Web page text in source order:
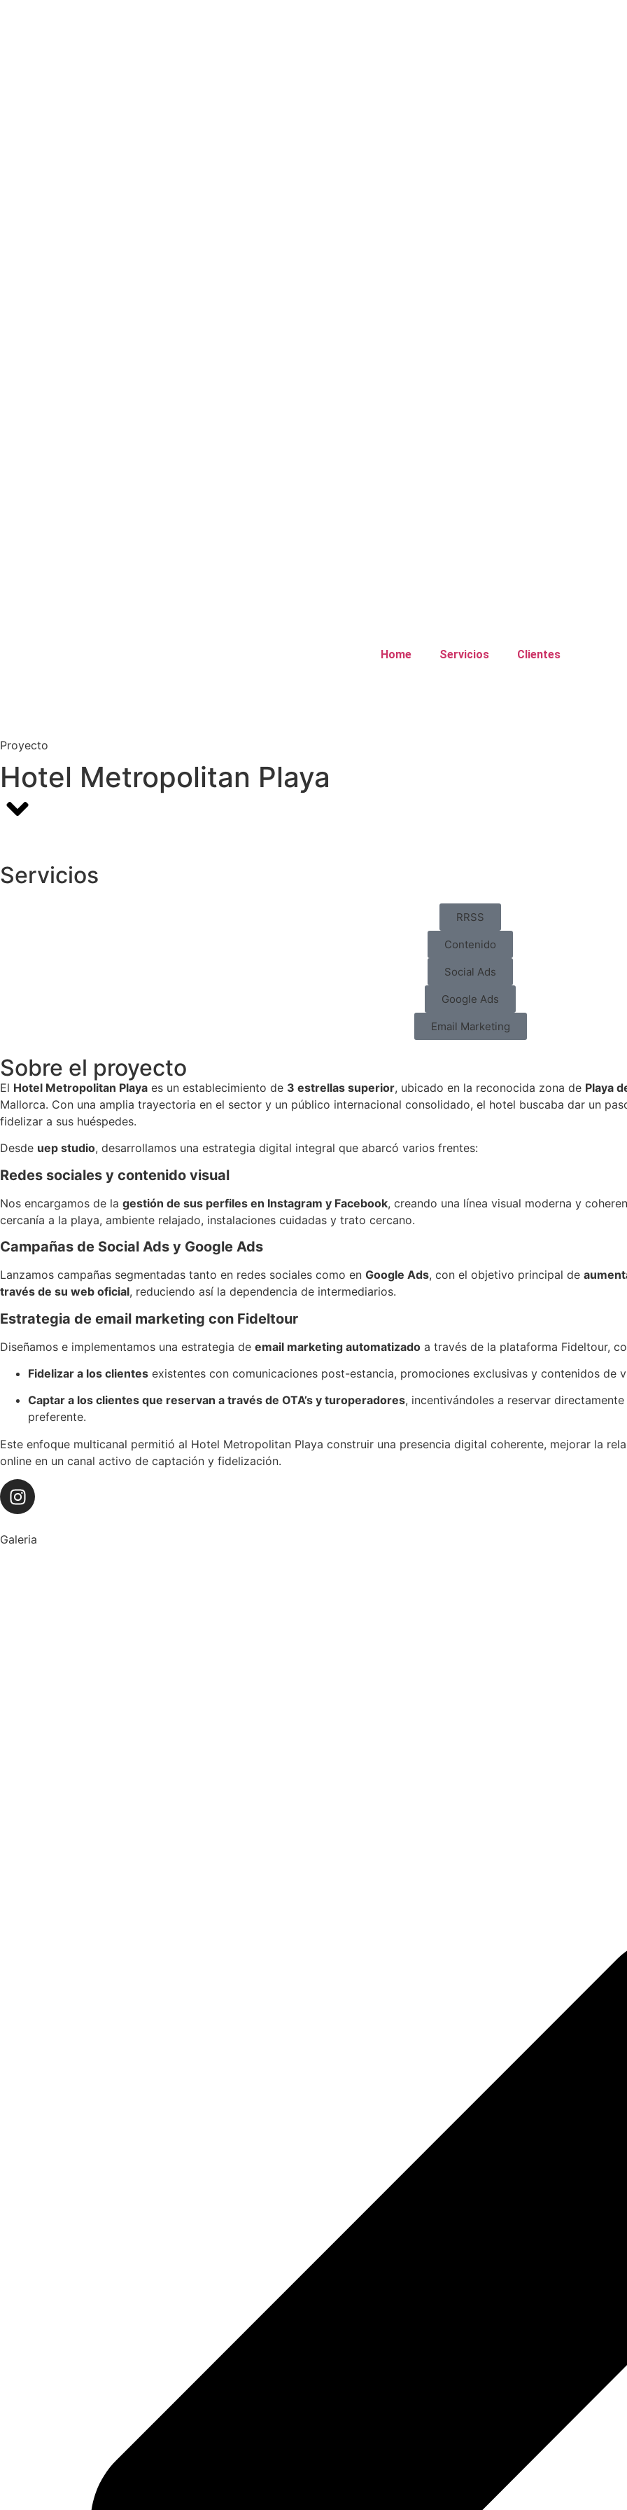
Home Servicios Clientes
Proyecto
Hotel Metropolitan Playa
Servicios
RRSS
Contenido
Social Ads
Google Ads
Email Marketing
Sobre el proyecto
El Hotel Metropolitan Playa es un establecimiento de 3 estrellas superior, ubicado en la reconocida zona de Playa
Mallorca. Con una amplia trayectoria en el sector y un público internacional consolidado, el hotel buscaba dar un
fidelizar a sus huéspedes.
Desde uep studio, desarrollamos una estrategia digital integral que abarcó varios frentes:
Redes sociales y contenido visual
Nos encargamos de la gestión de sus perfiles en Instagram y Facebook, creando una línea visual moderna y
cercanía a la playa, ambiente relajado, instalaciones cuidadas y trato cercano.
Campañas de Social Ads y Google Ads
Lanzamos campañas segmentadas tanto en redes sociales como en Google Ads, con el objetivo principal de
través de su web oficial, reduciendo así la dependencia de intermediarios.
Estrategia de email marketing con Fideltour
Diseñamos e implementamos una estrategia de email marketing automatizado a través de la plataforma Fideltour,
Fidelizar a los clientes existentes con comunicaciones post-estancia, promociones exclusivas y contenidos de
Captar a los clientes que reservan a través de OTA’s y turoperadores, incentivándoles a reservar
preferente.
Este enfoque multicanal permitió al Hotel Metropolitan Playa construir una presencia digital coherente, mejorar la
online en un canal activo de captación y fidelización.
Galeria